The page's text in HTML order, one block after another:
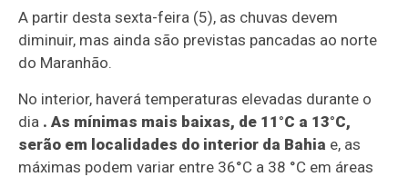
A partir desta sexta-feira (5), as chuvas devem
diminuir, mas ainda são previstas pancadas ao norte
do Maranhão.
No interior, haverá temperaturas elevadas durante o
dia . As mínimas mais baixas, de 11°C a 13°C,
serão em localidades do interior da Bahia e, as
máximas podem variar entre 36°C a 38 °C em áreas